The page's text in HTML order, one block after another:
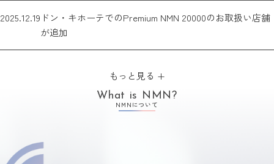
2025.12.19 ドン・キホーテでのPremium NMN 20000のお取扱い店舗
が追加
もっと見る +
What is NMN?
NMNについて